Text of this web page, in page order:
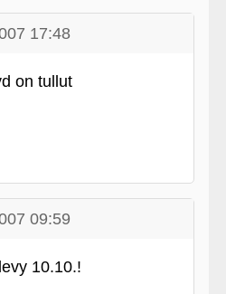
17:48
on tullut
09:59
10.10.!